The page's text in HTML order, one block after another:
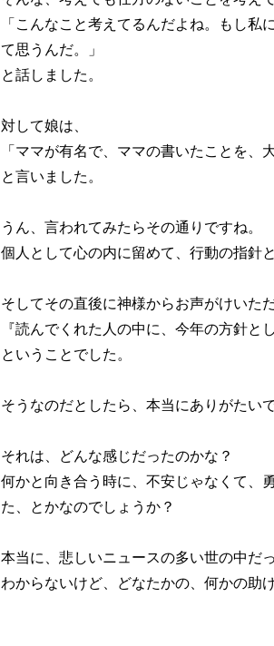
「こんなこと考えてるんだよね。もし
て思うんだ。」
と話しました。
対して娘は、
「ママが有名で、ママの書いたことを、
と言いました。
うん、言われてみたらその通りですね。
個人として心の内に留めて、行動の指針
そしてその直後に神様からお声がけいただ
『読んでくれた人の中に、今年の方針と
ということでした。
そうなのだとしたら、本当にありがたいで
それは、どんな感じだったのかな？
何かと向き合う時に、不安じゃなくて、
た、とかなのでしょうか？
本当に、悲しいニュースの多い世の中だ
わからないけど、どなたかの、何かの助